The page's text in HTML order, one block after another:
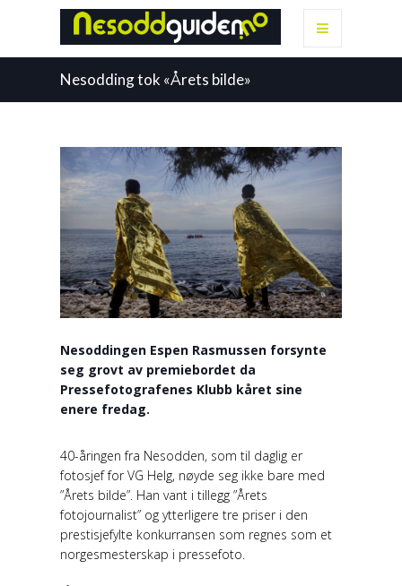
Nesodding tok «Årets bilde»
Nesoddingen Espen Rasmussen forsynte
seg grovt av premiebordet da
Pressefotografenes Klubb kåret sine
enere fredag.
40-åringen fra Nesodden, som til daglig er
fotosjef for VG Helg, nøyde seg ikke bare med
”Årets bilde”. Han vant i tillegg ”Årets
fotojournalist” og ytterligere tre priser i den
prestisjefylte konkurransen som regnes som et
norgesmesterskap i pressefoto.